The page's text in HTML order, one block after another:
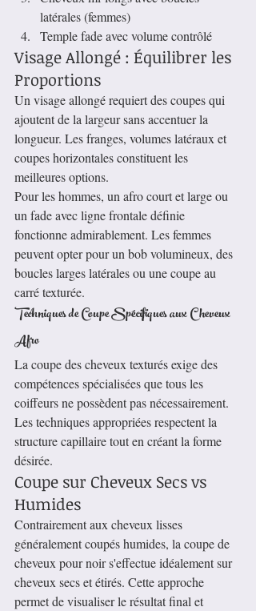
latérales (femmes)
Temple fade avec volume contrôlé
Visage Allongé : Équilibrer les
Proportions
Un visage allongé requiert des coupes qui
ajoutent de la largeur sans accentuer la
longueur. Les franges, volumes latéraux et
coupes horizontales constituent les
meilleures options.
Pour les hommes, un afro court et large ou
un fade avec ligne frontale définie
fonctionne admirablement. Les femmes
peuvent opter pour un bob volumineux, des
boucles larges latérales ou une coupe au
carré texturée.
Techniques de Coupe Spécifiques aux Cheveux
Afro
La coupe des cheveux texturés exige des
compétences spécialisées que tous les
coiffeurs ne possèdent pas nécessairement.
Les techniques appropriées respectent la
structure capillaire tout en créant la forme
désirée.
Coupe sur Cheveux Secs vs
Humides
Contrairement aux cheveux lisses
généralement coupés humides, la coupe de
cheveux pour noir s'effectue idéalement sur
cheveux secs et étirés. Cette approche
permet de visualiser le résultat final et